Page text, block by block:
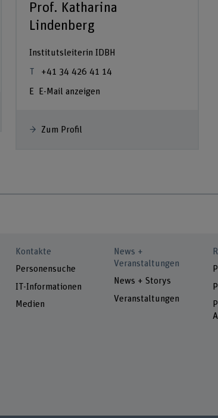
Prof. Katharina
Lindenberg
Institutsleiterin IDBH
+41 34 426 41 14
E-Mail anzeigen
Zum Profil
Kontakte
Personensuche
IT-Informationen
Medien
News +
Veranstaltungen
News + Storys
Veranstaltungen